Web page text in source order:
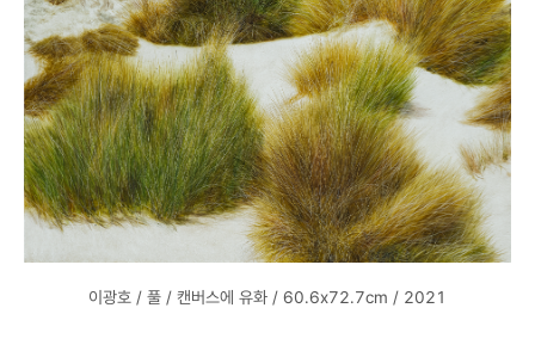
이광호 / 풀 / 캔버스에 유화 / 60.6x72.7cm / 2021